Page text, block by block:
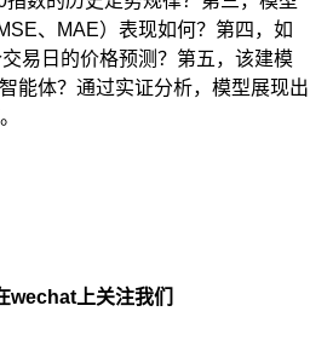
、MAE）表现如何？第四，如
易日的价格预测？第五，该建模
能体？通过实证分析，模型展现出
wechat上关注我们